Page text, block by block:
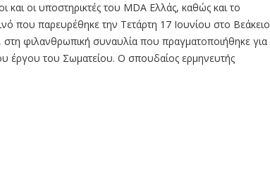
και οι υποστηρικτές του MDA Ελλάς, καθώς και το
που παρευρέθηκε την Τετάρτη 17 Ιουνίου στο Βεάκειο
στη φιλανθρωπική συναυλία που πραγματοποιήθηκε για
έργου του Σωματείου. Ο σπουδαίος ερμηνευτής